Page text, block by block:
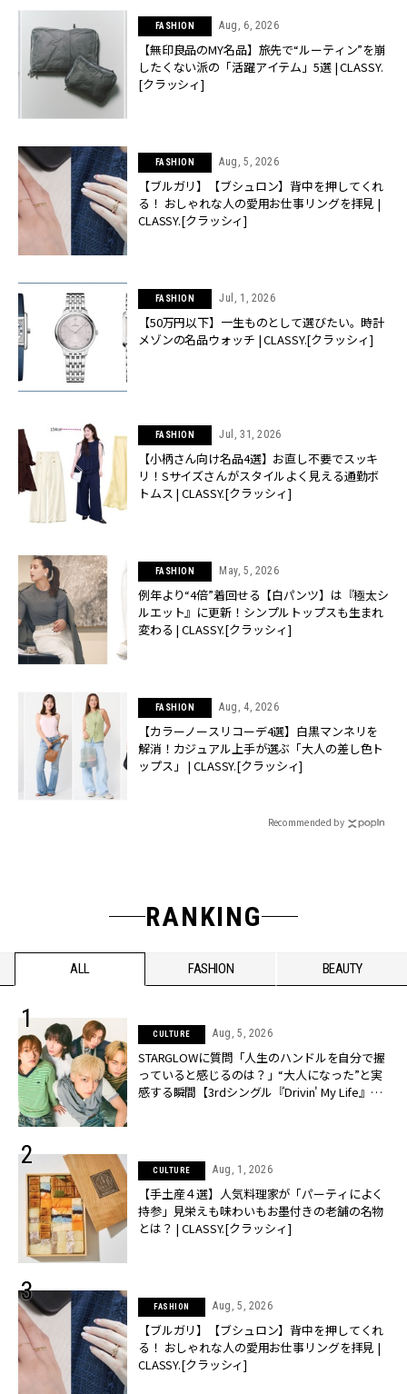
FASHION Aug, 6, 2026
【無印良品のMY名品】旅先で“ルーティン”を崩
したくない派の「活躍アイテム」5選 | CLASSY.
[クラッシィ]
FASHION Aug, 5, 2026
【ブルガリ】【ブシュロン】背中を押してくれ
る！ おしゃれな人の愛用お仕事リングを拝見 |
CLASSY.[クラッシィ]
FASHION Jul, 1, 2026
【50万円以下】一生ものとして選びたい。時計
メゾンの名品ウォッチ | CLASSY.[クラッシィ]
FASHION Jul, 31, 2026
【小柄さん向け名品4選】お直し不要でスッキ
リ！Sサイズさんがスタイルよく見える通勤ボ
トムス | CLASSY.[クラッシィ]
FASHION May, 5, 2026
例年より“4倍”着回せる【白パンツ】は『極太シ
ルエット』に更新！シンプルトップスも生まれ
変わる | CLASSY.[クラッシィ]
FASHION Aug, 4, 2026
【カラーノースリコーデ4選】白黒マンネリを
解消！カジュアル上手が選ぶ「大人の差し色ト
ップス」 | CLASSY.[クラッシィ]
Recommended by
RANKING
ALL FASHION BEAUTY
CULTURE Aug, 5, 2026
STARGLOWに質問「人生のハンドルを自分で握
っていると感じるのは？」“大️人になった”と実
感する瞬間【3rdシングル『Drivin' My Life』発
CULTURE Aug, 1, 2026
【手土産４選】人気料理家が「パーティによく
持参」見栄えも味わいもお墨付きの老舗の名物
とは？ | CLASSY.[クラッシィ]
FASHION Aug, 5, 2026
【ブルガリ】【ブシュロン】背中を押してくれ
る！ おしゃれな人の愛用お仕事リングを拝見 |
CLASSY.[クラッシィ]